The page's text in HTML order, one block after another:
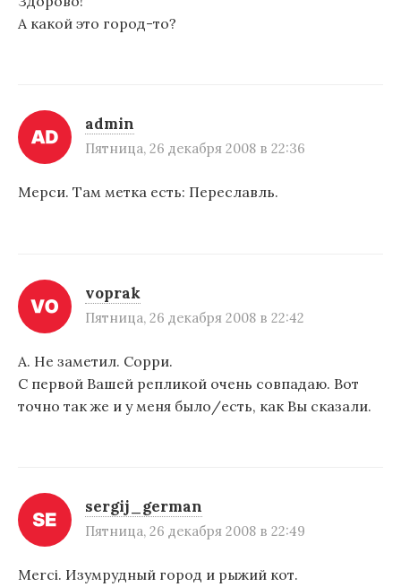
о
п
и
с
А какой это город-то?
admin
Пятница, 26 декабря 2008 в 22:36
Мерси. Там метка есть: Переславль.
voprak
Пятница, 26 декабря 2008 в 22:42
А. Не заметил. Сорри.
С первой Вашей репликой очень совпадаю. Вот
точно так же и у меня было/есть, как Вы сказали.
sergij_german
Пятница, 26 декабря 2008 в 22:49
Merci. Изумрудный город и рыжий кот.